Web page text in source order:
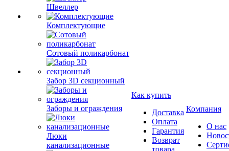
Швеллер
Комплектующие
Сотовый поликарбонат
Забор 3D секционный
Заборы и ограждения
Люки
канализационные
Как купить
Доставка
Оплата
Гарантия
Возврат
товара
Компания
О нас